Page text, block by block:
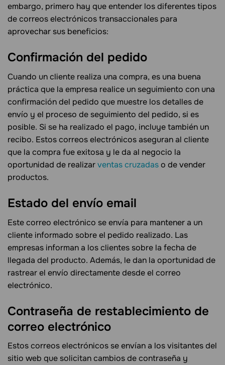
embargo, primero hay que entender los diferentes tipos
de correos electrónicos transaccionales para
aprovechar sus beneficios:
Confirmación del pedido
Cuando un cliente realiza una compra, es una buena
práctica que la empresa realice un seguimiento con una
confirmación del pedido que muestre los detalles de
envío y el proceso de seguimiento del pedido, si es
posible. Si se ha realizado el pago, incluye también un
recibo. Estos correos electrónicos aseguran al cliente
que la compra fue exitosa y le da al negocio la
oportunidad de realizarventas cruzadaso de vender
productos.
Estado del envío email
Este correo electrónico se envía para mantener a un
cliente informado sobre el pedido realizado. Las
empresas informan a los clientes sobre la fecha de
llegada del producto. Además, le dan la oportunidad de
rastrear el envío directamente desde el correo
electrónico.
Contraseña de restablecimiento de
correo electrónico
Estos correos electrónicos se envían a los visitantes del
sitio web que solicitan cambios de contraseña y